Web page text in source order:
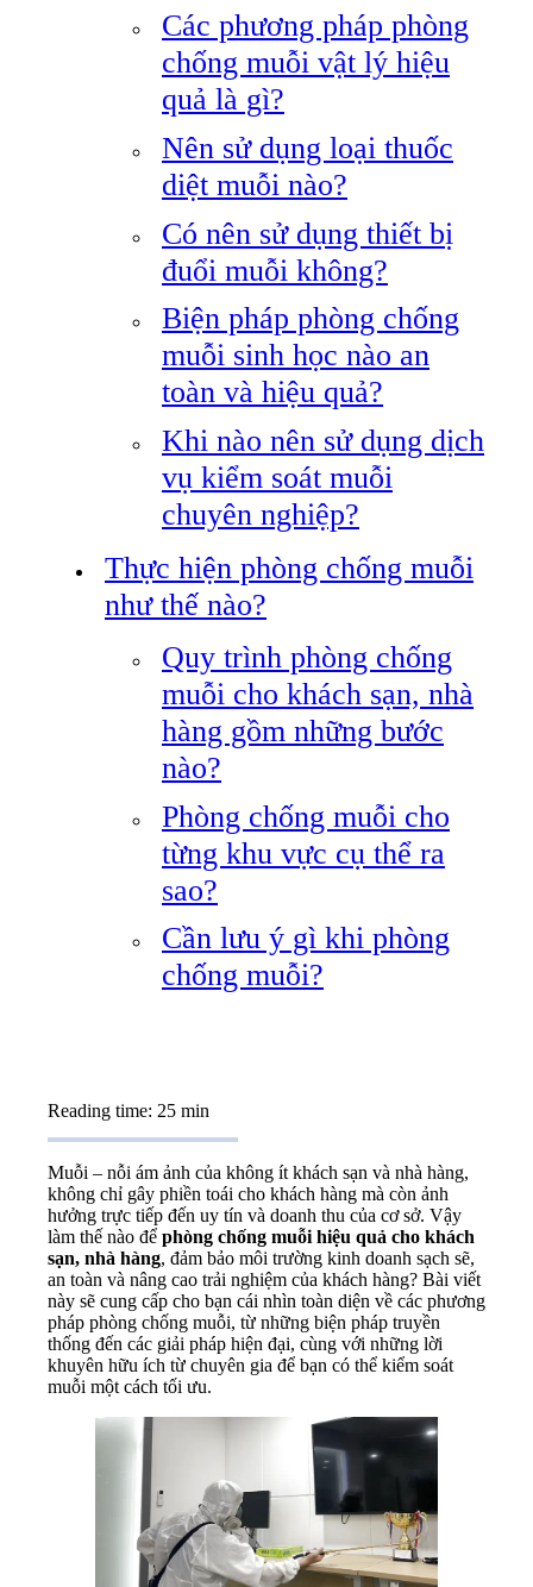
Các phương pháp phòng
chống muỗi vật lý hiệu
quả là gì?
Nên sử dụng loại thuốc
diệt muỗi nào?
Có nên sử dụng thiết bị
đuổi muỗi không?
Biện pháp phòng chống
muỗi sinh học nào an
toàn và hiệu quả?
Khi nào nên sử dụng dịch
vụ kiểm soát muỗi
chuyên nghiệp?
Thực hiện phòng chống muỗi
như thế nào?
Quy trình phòng chống
muỗi cho khách sạn, nhà
hàng gồm những bước
nào?
Phòng chống muỗi cho
từng khu vực cụ thể ra
sao?
Cần lưu ý gì khi phòng
chống muỗi?
Reading time: 25 min
Muỗi – nỗi ám ảnh của không ít khách sạn và nhà hàng,
không chỉ gây phiền toái cho khách hàng mà còn ảnh
hưởng trực tiếp đến uy tín và doanh thu của cơ sở. Vậy
làm thế nào để phòng chống muỗi hiệu quả cho khách
sạn, nhà hàng, đảm bảo môi trường kinh doanh sạch sẽ,
an toàn và nâng cao trải nghiệm của khách hàng? Bài viết
này sẽ cung cấp cho bạn cái nhìn toàn diện về các phương
pháp phòng chống muỗi, từ những biện pháp truyền
thống đến các giải pháp hiện đại, cùng với những lời
khuyên hữu ích từ chuyên gia để bạn có thể kiểm soát
muỗi một cách tối ưu.